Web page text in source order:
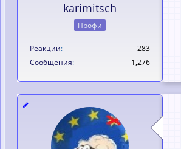
karimitsch
Профи
Реакции
283
Сообщения
1,276